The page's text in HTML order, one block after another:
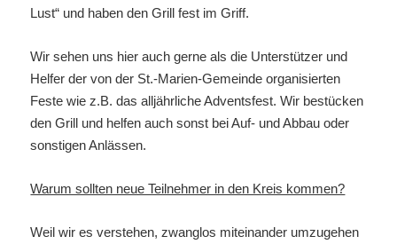
Lust“ und haben den Grill fest im Griff.
Wir sehen uns hier auch gerne als die Unterstützer und
Helfer der von der St.-Marien-Gemeinde organisierten
Feste wie z.B. das alljährliche Adventsfest. Wir bestücken
den Grill und helfen auch sonst bei Auf- und Abbau oder
sonstigen Anlässen.
Warum sollten neue Teilnehmer in den Kreis kommen?
Weil wir es verstehen, zwanglos miteinander umzugehen